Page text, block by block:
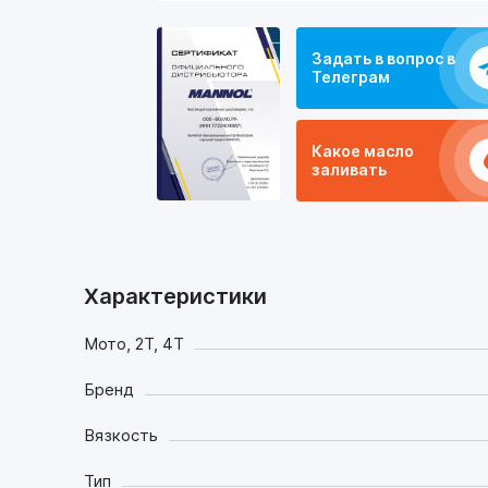
Задать в вопрос в
Телеграм
Какое масло
заливать
Характеристики
Мото, 2Т, 4Т
Бренд
Вязкость
Тип